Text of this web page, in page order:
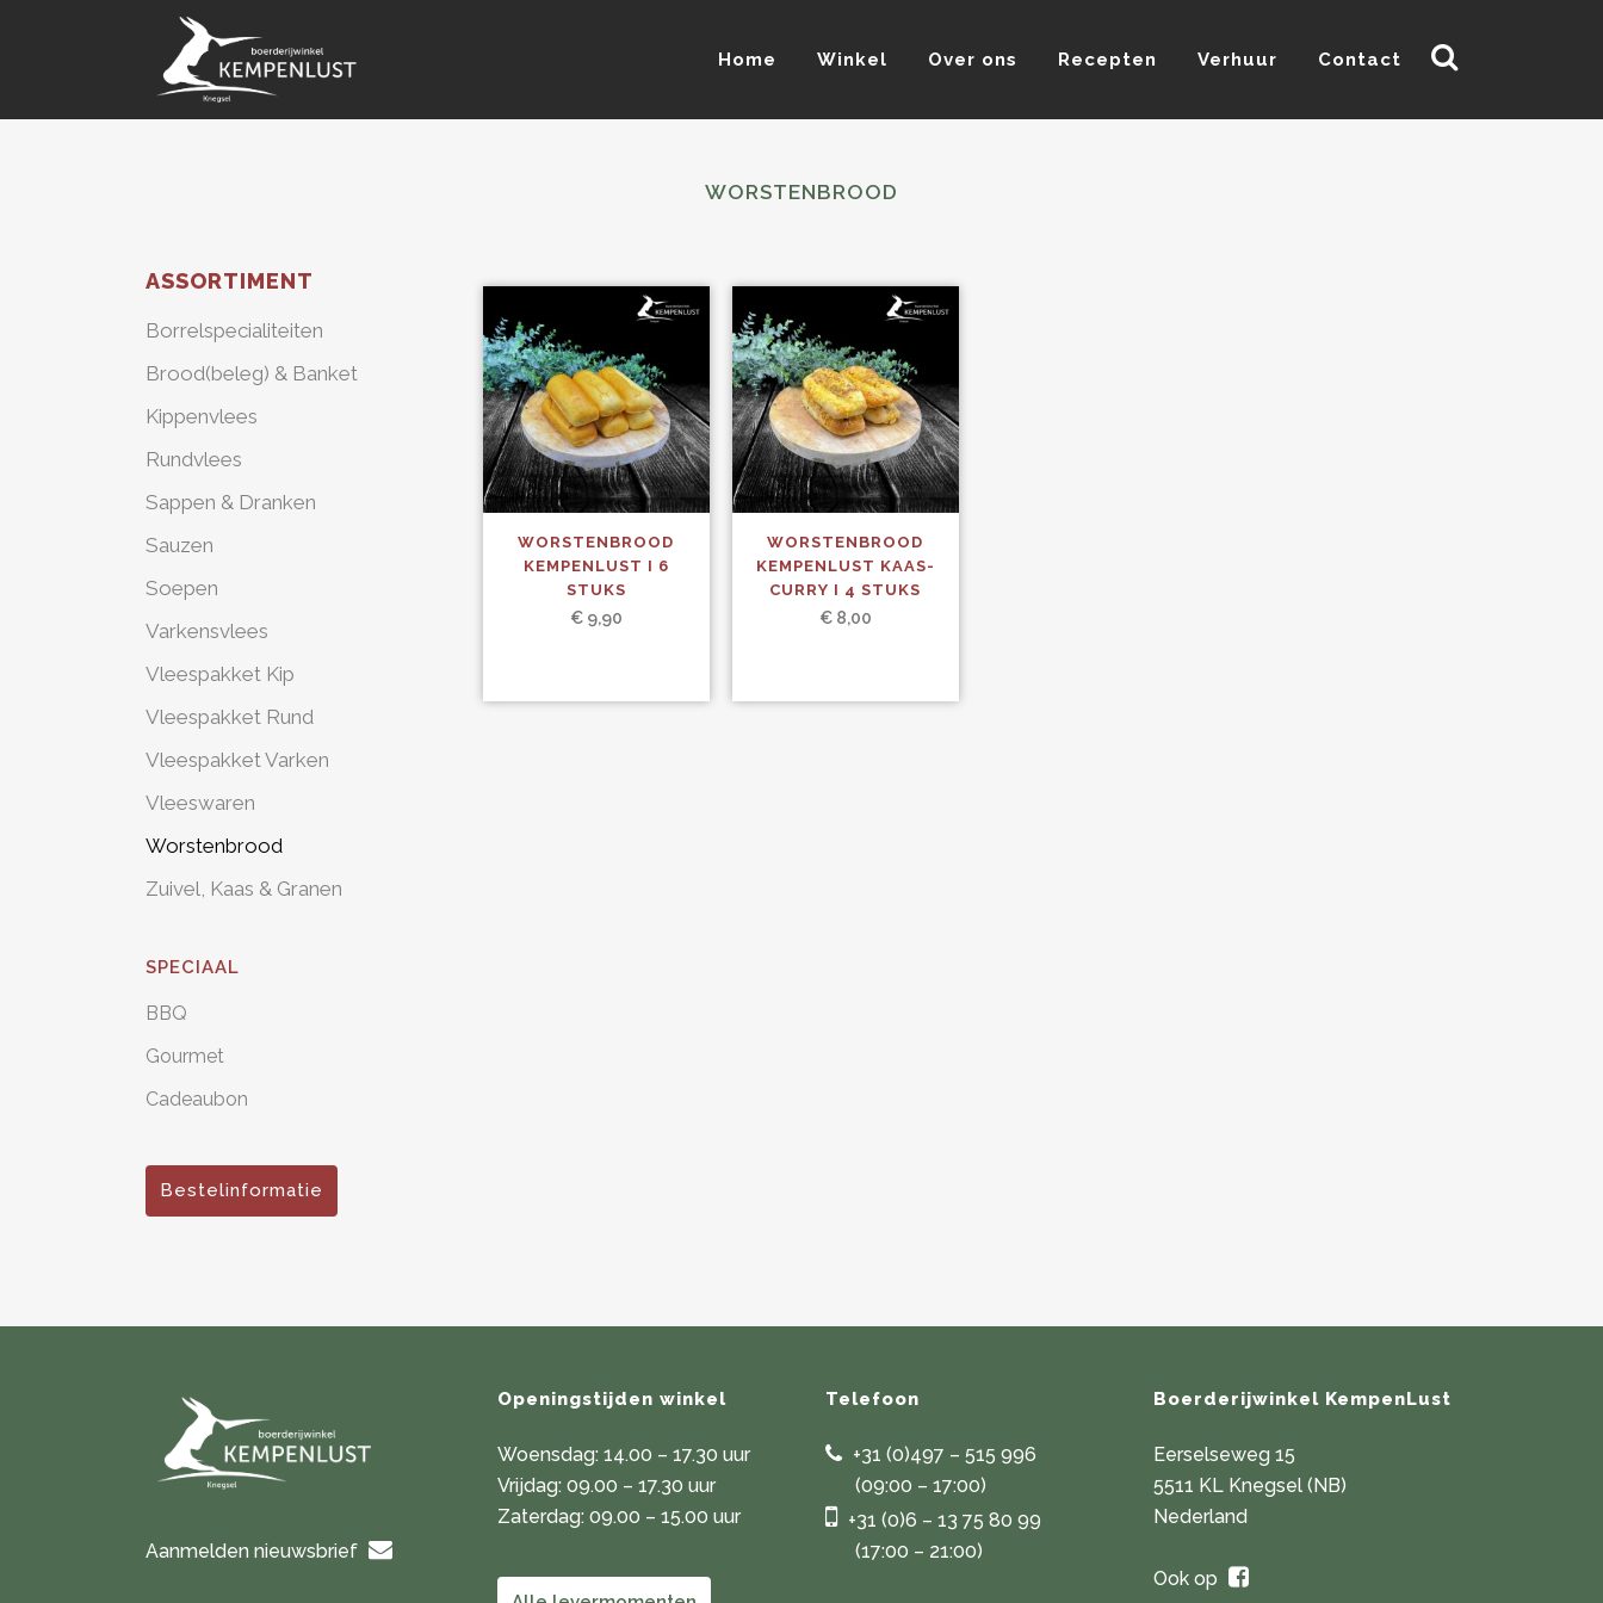
Home Winkel Over ons Recepten Verhuur Contact
WORSTENBROOD
ASSORTIMENT
Borrelspecialiteiten
Brood(beleg) & Banket
Kippenvlees
Rundvlees
Sappen & Dranken
Sauzen
Soepen
Varkensvlees
Vleespakket Kip
Vleespakket Rund
Vleespakket Varken
Vleeswaren
Worstenbrood
Zuivel, Kaas & Granen
SPECIAAL
BBQ
Gourmet
Cadeaubon
Bestelinformatie
WORSTENBROOD
KEMPENLUST I 6
STUKS
€9,90
WORSTENBROOD
KEMPENLUST KAAS-
CURRY I 4 STUKS
€8,00
Aanmelden nieuwsbrief
Openingstijden winkel
Woensdag: 14.00 – 17.30 uur
Vrijdag: 09.00 – 17.30 uur
Zaterdag: 09.00 – 15.00 uur
Telefoon
+31 (0)497 – 515 996
(09:00 – 17:00)
+31 (0)6 – 13 75 80 99
(17:00 – 21:00)
Boerderijwinkel KempenLust
Eerselseweg 15
5511 KL Knegsel (NB)
Nederland
Ook op